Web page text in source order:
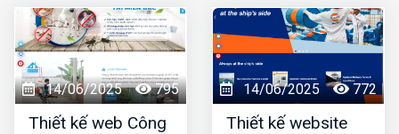
14/06/2025 795
Thiết kế web Công
14/06/2025 772
Thiết kế website